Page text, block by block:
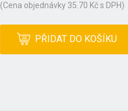
(Cena objednávky 35.70 Kč s DPH)
PŘIDAT DO KOŠÍKU